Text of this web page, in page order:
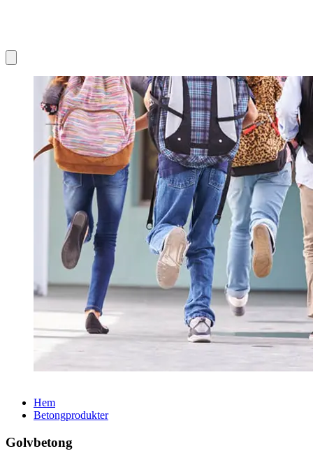
Hem
Betongprodukter
Golvbetong